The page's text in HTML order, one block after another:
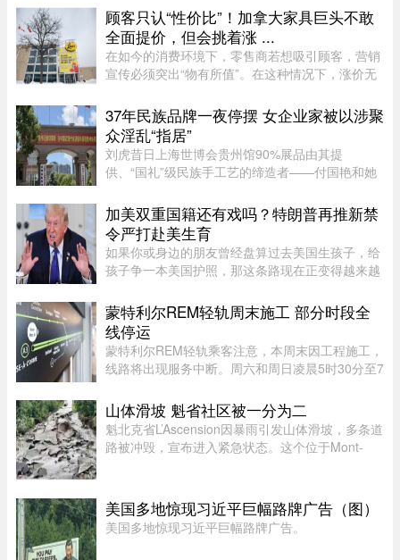
水侵袭以来，该区举行的首次市政委员会会议。居
民表示，自己已经花费数万甚至数十 ...
顾客只认“性价比”！加拿大家具巨头不敢
全面提价，但会挑着涨 ...
在如今的消费环境下，零售商若想吸引顾客，营销
宣传必须突出“物有所值”。在这种情况下，涨价无
持续挤压利润空间，Leon’s Furniture Ltd.（LNF-
T）的管理层表示，公 ...
37年民族品牌一夜停摆 女企业家被以涉聚
众淫乱“指居”
刘虎昔日上海世博会贵州馆90%展品由其提
供、“国礼”级民族手工艺的缔造者——付国艳和她
们曾以百年老店为目标而努力，37年来克服了非
典、经济危机、疫情等重重困难。 ...
加美双重国籍还有戏吗？特朗普再推新禁
令严打赴美生育
如果你或身边的朋友曾经盘算过去美国生孩子，给
孩子争一本美国护照，那这条路现在正变得越来越
室签署新行政令，再一次向"生育旅游"开刀。"他们
把出生公民权变成了一个 ...
蒙特利尔REM轻轨周末施工 部分时段全
线停运
蒙特利尔REM轻轨乘客注意，本周末因工程施工，
线路将出现服务中断。周六和周日凌晨5时30分至7
至Bois-Franc路段停运时间将持续至上午10时。
REM将安排接驳巴士连接受影响 ...
山体滑坡 魁省社区被一分为二
魁北克省L’Ascension因暴雨引发山体滑坡，多条道
路被冲毁，宣布进入紧急状态。这个位于Mont-
至周一下午，降雨量超过1 ...
美国多地惊现习近平巨幅路牌广告（图）
美国多地惊现习近平巨幅路牌广告。